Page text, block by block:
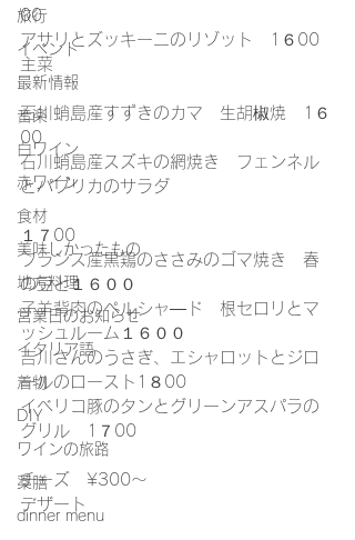
旅行
イベント
最新情報
音楽
白ワイン
赤ワイン
食材
美味しかったもの
地方料理
営業日のお知らせ
イタリア語
着物
DIY
ワインの旅路
薬膳
dinner menu
00
アサリとズッキーニのリゾット　1６00
主菜
石川蛸島産すずきのカマ　生胡椒焼　1６
00
石川蛸島産スズキの網焼き　フェンネル
とパプリカのサラダ
１７00
フランス産黒鶏のささみのゴマ焼き　春
の豆と１６００
子羊背肉のペルシャ―ド　根セロリとマ
ッシュルーム１６００
吉川さんのうさぎ、エシャロットとジロ
ールのロースト1８00
イベリコ豚のタンとグリーンアスパラの
グリル　1７00
チーズ　¥300～
デザート